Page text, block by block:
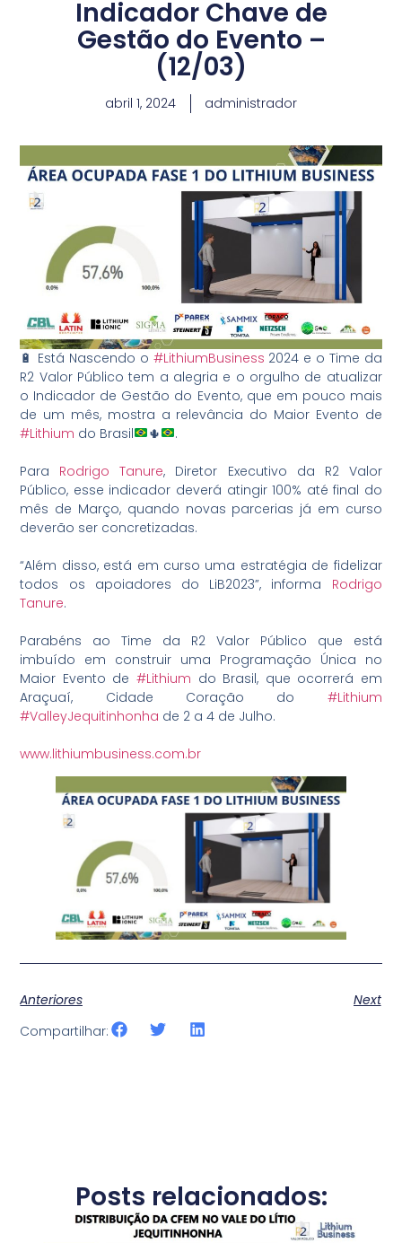
Indicador Chave de
Gestão do Evento –
(12/03)
abril 1, 2024 administrador
🔋 Está Nascendo o #LithiumBusiness 2024 e o Time da
R2 Valor Público tem a alegria e o orgulho de atualizar
o Indicador de Gestão do Evento, que em pouco mais
de um mês, mostra a relevância do Maior Evento de
#Lithium do Brasil 🌵 .
Para Rodrigo Tanure, Diretor Executivo da R2 Valor
Público, esse indicador deverá atingir 100% até final do
mês de Março, quando novas parcerias já em curso
deverão ser concretizadas.
“Além disso, está em curso uma estratégia de fidelizar
todos os apoiadores do LiB2023”, informa Rodrigo
Tanure.
Parabéns ao Time da R2 Valor Público que está
imbuído em construir uma Programação Única no
Maior Evento de #Lithium do Brasil, que ocorrerá em
Araçuaí, Cidade Coração do #Lithium
#ValleyJequitinhonha de 2 a 4 de Julho.
www.lithiumbusiness.com.br
Anteriores
Next
Compartilhar:
Posts relacionados: